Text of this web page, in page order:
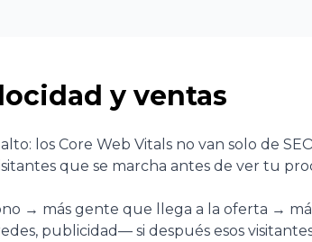
y ventas
los Core Web Vitals no van solo de
que se marcha antes de ver tu
→ más gente que llega a la oferta →
publicidad— si después esos